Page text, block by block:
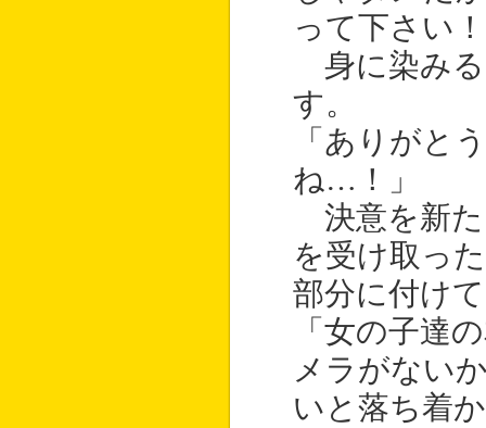
って下さい
身に染みる
す。
「ありがと
ね…！」
決意を新た
を受け取っ
部分に付け
「女の子達
メラがない
いと落ち着